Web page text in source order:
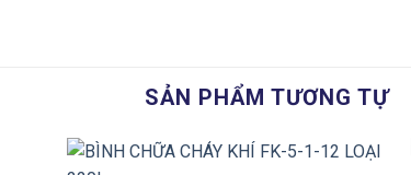
SẢN PHẨM TƯƠNG TỰ